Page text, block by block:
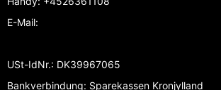
E-Mail:
USt-IdNr.: DK39967065
Bankverbindung: Sparekassen Kronjylland